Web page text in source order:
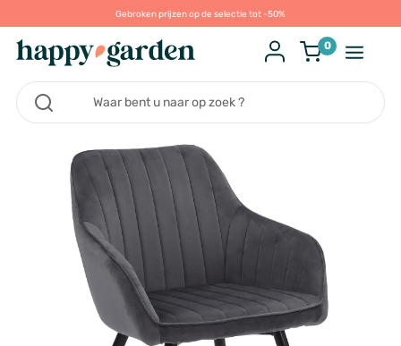
Gebroken prijzen op de selectie tot -50%
0